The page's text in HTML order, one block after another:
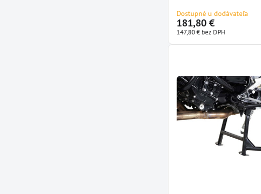
Dostupné u dodávateľa
181,80 €
147,80 € bez DPH